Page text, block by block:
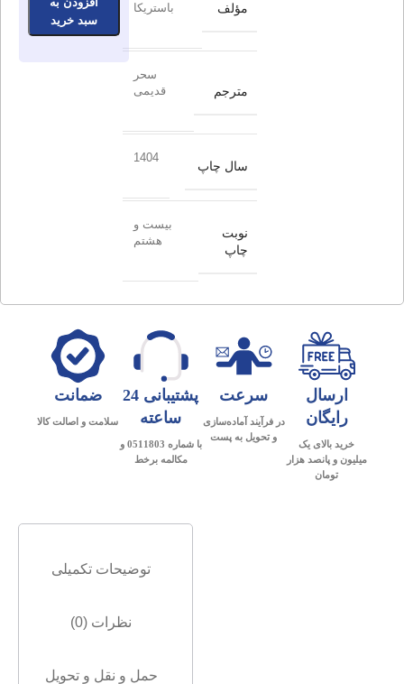
مؤلف
باستریکا
مترجم
سحر
قدیمی
سال چاپ
1404
نوبت
چاپ
بیست و
هشتم
سبد خرید
ارسال
رایگان
خرید بالای یک
میلیون و پانصد هزار
تومان
سرعت
در فرآیند آماده‌سازی
و تحویل به پست
پشتیبانی 24
ساعته
با شماره 0511803 و
مکالمه برخط
ضمانت
سلامت و اصالت کالا
توضیحات تکمیلی
نظرات (0)
حمل و نقل و تحویل